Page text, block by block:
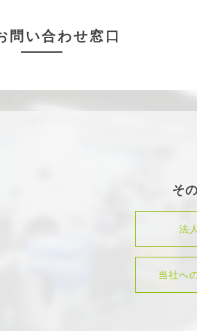
問い合わせ窓口
そ
法
当社へ